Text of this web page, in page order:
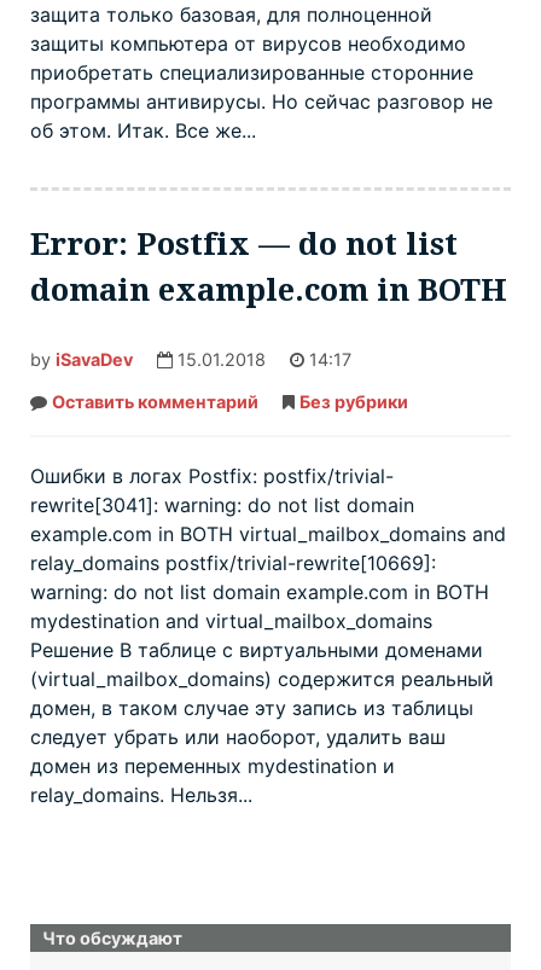
защита только базовая, для полноценной
защиты компьютера от вирусов необходимо
приобретать специализированные сторонние
программы антивирусы. Но сейчас разговор не
об этом. Итак. Все же...
Error: Postfix — do not list
domain example.com in BOTH
by iSavaDev 15.01.2018 14:17
Оставить комментарий Error:
not
list
domain
example.com
in
BOTH
Без рубрики
Ошибки в логах Postfix: postfix/trivial-
rewrite[3041]: warning: do not list domain
example.com in BOTH virtual_mailbox_domains and
relay_domains postfix/trivial-rewrite[10669]:
warning: do not list domain example.com in BOTH
mydestination and virtual_mailbox_domains
Решение В таблице с виртуальными доменами
(virtual_mailbox_domains) содержится реальный
домен, в таком случае эту запись из таблицы
следует убрать или наоборот, удалить ваш
домен из переменных mydestination и
relay_domains. Нельзя...
Что обсуждают